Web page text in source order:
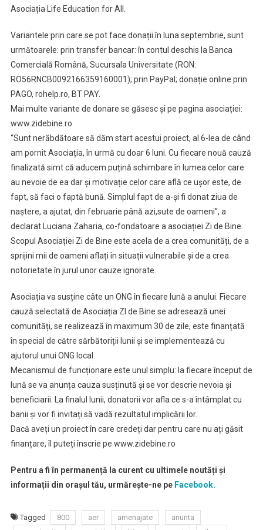
Asociația Life Education for All.
Variantele prin care se pot face donații în luna septembrie, sunt
următoarele: prin transfer bancar: în contul deschis la Banca
Comercială Română, Sucursala Universitate (RON:
RO56RNCB0092166359160001); prin PayPal; donație online prin
PAGO, rohelp.ro, BT PAY.
Mai multe variante de donare se găsesc și pe pagina asociației:
www.zidebine.ro
“Sunt nerăbdătoare să dăm start acestui proiect, al 6-lea de când
am pornit Asociația, în urmă cu doar 6 luni. Cu fiecare nouă cauză
finalizată simt că aducem puțină schimbare în lumea celor care
au nevoie de ea dar și motivație celor care află ce ușor este, de
fapt, să faci o faptă bună. Simplul fapt de a-și fi donat ziua de
naștere, a ajutat, din februarie până azi,sute de oameni”, a
declarat Luciana Zaharia, co-fondatoare a asociației Zi de Bine.
Scopul Asociației Zi de Bine este acela de a crea comunități, de a
sprijini mii de oameni aflați în situații vulnerabile și de a crea
notorietate în jurul unor cauze ignorate.
Asociația va susține câte un ONG în fiecare lună a anului. Fiecare
cauză selectată de Asociația ZI de Bine se adresează unei
comunități, se realizează în maximum 30 de zile, este finanțată
în special de către sărbătoriții lunii și se implementează cu
ajutorul unui ONG local.
Mecanismul de funcționare este unul simplu: la fiecare început de
lună se va anunța cauza susținută și se vor descrie nevoia și
beneficiarii. La finalul lunii, donatorii vor afla ce s-a întâmplat cu
banii și vor fi invitați să vadă rezultatul implicării lor.
Dacă aveți un proiect în care credeți dar pentru care nu ați găsit
finanțare, îl puteți înscrie pe www.zidebine.ro
Pentru a fi în permanență la curent cu ultimele noutăți și
informații din orașul tău, urmărește-ne peFacebook.
Tagged 800 aer amenajate
anunta